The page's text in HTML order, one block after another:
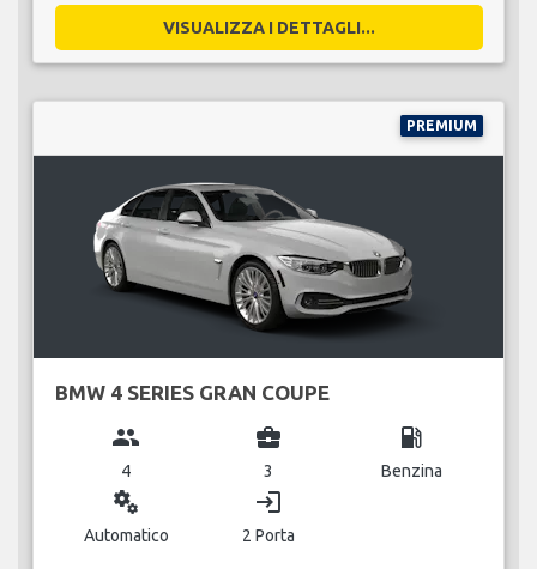
VISUALIZZA I DETTAGLI...
PREMIUM
BMW 4 SERIES GRAN COUPE
group
4
business_center
3
local_gas_station
Benzina
miscellaneous_services
Automatico
login
2 Porta